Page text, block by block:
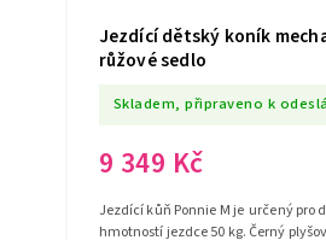
Jezdící dětský koník
růžové sedlo
Skladem, připraveno k
9 349 Kč
Jezdící kůň Ponnie M je určený pro
hmotností jezdce 50 kg. Černý